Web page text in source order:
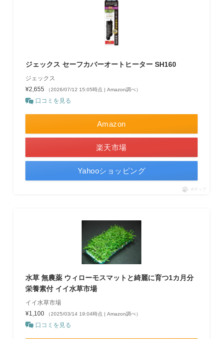
ジェックス セーフカバーオートヒーター SH160
ジェックス
¥2,655
（2026/07/12 15:05時点 | Amazon調べ）
口コミを見る
Amazon
楽天市場
Yahooショッピング
ポチップ
水草 無農薬 ウィローモスマットと綺麗に育つ1カ月分
栄養素付 イイ水草市場
イイ水草市場
¥1,100
（2025/03/14 19:04時点 | Amazon調べ）
口コミを見る